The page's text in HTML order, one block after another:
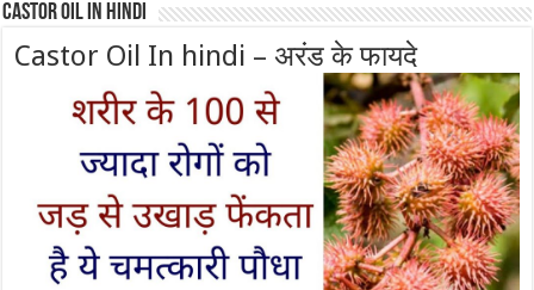
Castor Oil In Hindi
Castor Oil In hindi – अरंड के फायदे